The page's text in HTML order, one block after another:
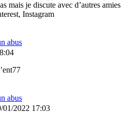
mais je discute avec d’autres amies
Instagram
abus
abus
01/2022 17:03